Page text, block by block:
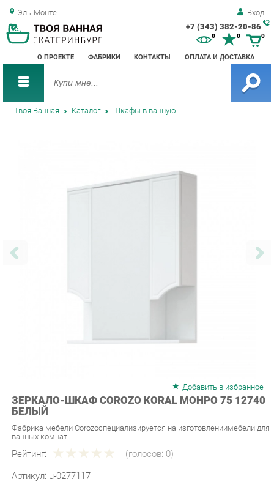
Эль-Монте Вход
+7 (343) 382-20-86
О ПРОЕКТЕ ФАБРИКИ КОНТАКТЫ ОПЛАТА И ДОСТАВКА
0 0
Твоя Ванная Каталог Шкафы в ванную
ЗЕРКАЛО-ШКАФ COROZO KORAL МОНРО 75 12740
БЕЛЫЙ
Фабрика мебели Corozoспециализируется на изготовлениимебели для
Рейтинг: (голосов:
Артикул: u-0277117
Продавец: